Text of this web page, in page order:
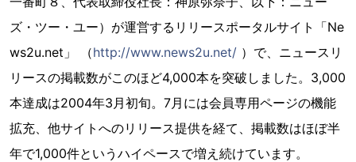
ズ・ツー・ユー）が運営するリリースポータルサイト「Ne
ws2u.net」 （http://www.news2u.net/ ）で、ニュースリ
リースの掲載数がこのほど4,000本を突破しました。3,000
本達成は2004年3月初旬。7月には会員専用ページの機能
拡充、他サイトへのリリース提供を経て、掲載数はほぼ半
年で1,000件というハイペースで増え続けています。